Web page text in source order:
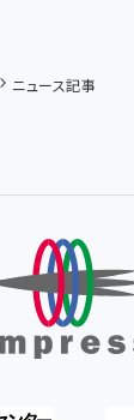
ニュース記事